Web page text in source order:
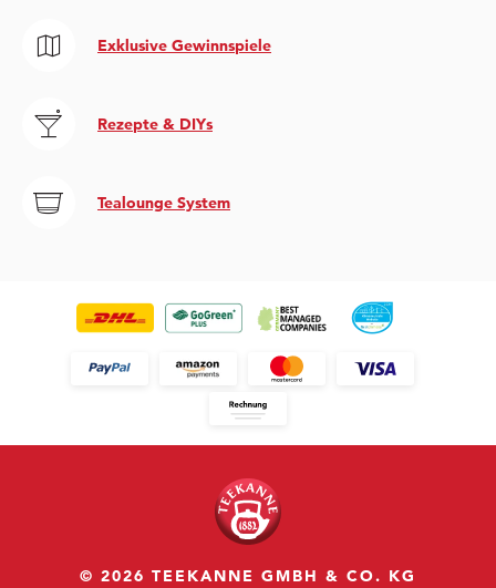
Exklusive Gewinnspiele
Rezepte & DIYs
Tealounge System
© 2026 TEEKANNE GMBH & CO. KG